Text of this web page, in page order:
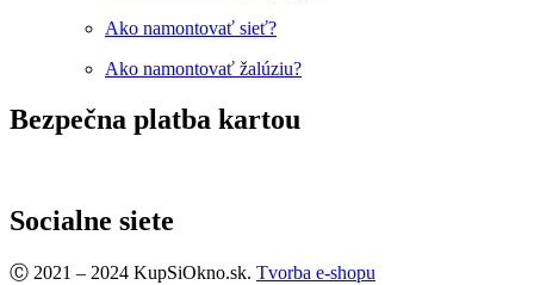
Ako namontovať sieť?
Ako namontovať žalúziu?
Bezpečna platba kartou
Socialne siete
Facebook
Ⓒ 2021 – 2024 KupSiOkno.sk. Tvorba e-shopu